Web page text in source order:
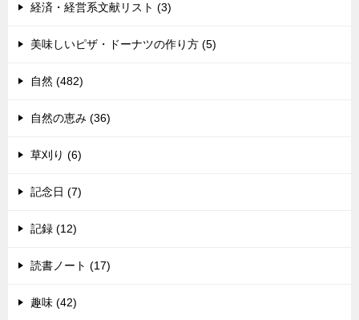
経済・経営系文献リスト (3)
美味しいピザ・ドーナツの作り方 (5)
自然 (482)
自然の恵み (36)
草刈り (6)
記念日 (7)
記録 (12)
読書ノート (17)
趣味 (42)